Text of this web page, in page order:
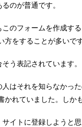
のが普通です。
のフォームを作成す
をすることが多いで
う表記されています。
はそれを知らなかっ
れていました。しか
イトに登録しようと